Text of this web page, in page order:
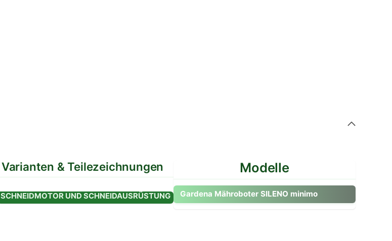
Varianten & Teilezeichnungen
Variante: Standard
SCHNEIDMOTOR UND SCHNEIDAUSRÜSTUNG
Modelle
Gardena Mähroboter SILENO minimo
Zum Modell gehen